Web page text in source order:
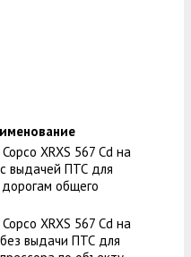
XRXS 567 Cd на
выдачей ПТС для
общего
XRXS 567 Cd на
выдачи ПТС для